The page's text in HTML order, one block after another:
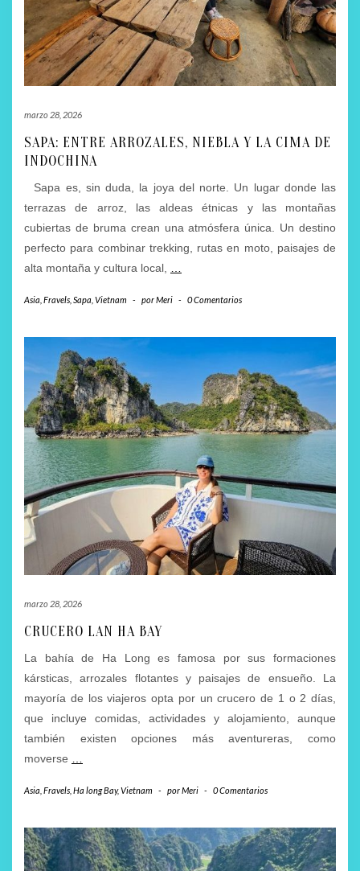
marzo 28, 2026
SAPA: ENTRE ARROZALES, NIEBLA Y LA CIMA DE
INDOCHINA
Sapa es, sin duda, la joya del norte. Un lugar donde las
terrazas de arroz, las aldeas étnicas y las montañas
cubiertas de bruma crean una atmósfera única. Un destino
perfecto para combinar trekking, rutas en moto, paisajes de
alta montaña y cultura local,
Asia Fravels Sapa Vietnam - porMeri - 0 Comentarios
marzo 28, 2026
CRUCERO LAN HA BAY
La bahía de Ha Long es famosa por sus formaciones
kársticas, arrozales flotantes y paisajes de ensueño. La
mayoría de los viajeros opta por un crucero de 1 o 2 días,
que incluye comidas, actividades y alojamiento, aunque
también existen opciones más aventureras, como
moverse
Asia Fravels Ha long Bay,Vietnam - porMeri - 0 Comentarios